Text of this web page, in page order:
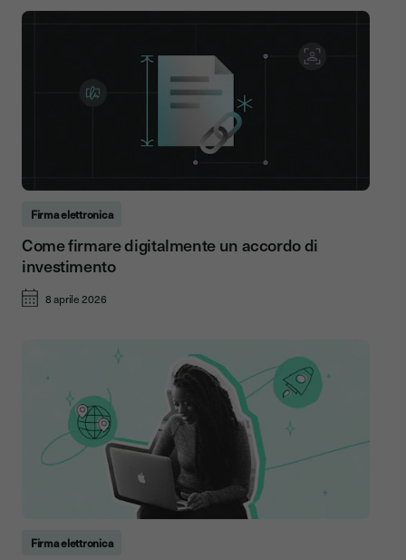
Firma elettronica
Come firmare digitalmente un accordo di
investimento
8 aprile 2026
Firma elettronica